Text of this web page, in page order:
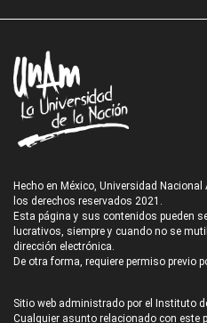
Hecho en México, Universidad
los derechos reservados 2021.
Esta página y sus contenidos pueden
lucrativos, siempre y cuando no se
dirección electrónica.
De otra forma, requiere permiso previo
Sitio web administrado por el Instituto
Cualquier asunto relacionado con este